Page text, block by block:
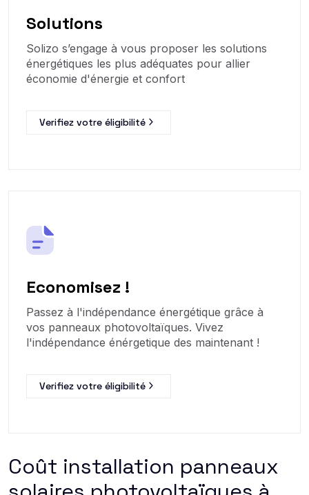
Solutions
Solizo s’engage à vous proposer les solutions
énergétiques les plus adéquates pour allier
économie d'énergie et confort
Verifiez votre éligibilité
Economisez !
Passez à l'indépendance énergétique grâce à
vos panneaux photovoltaïques. Vivez
l'indépendance énérgetique des maintenant !
Verifiez votre éligibilité
Coût installation panneaux